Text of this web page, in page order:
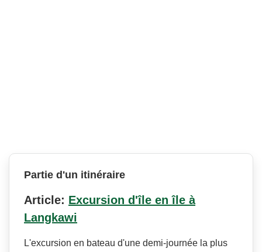
Partie d'un itinéraire
Article: Excursion d'île en île à
Langkawi
L'excursion en bateau d'une demi-journée la plus